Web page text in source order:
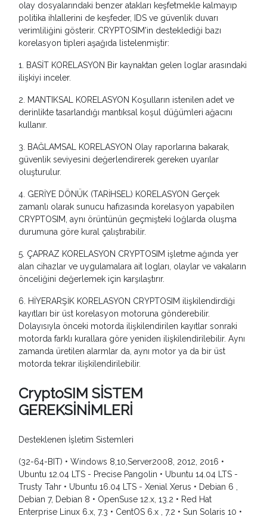
olay dosyalarındaki benzer atakları keşfetmekle kalmayıp
politika ihlallerini de keşfeder, IDS ve güvenlik duvarı
verimliliğini gösterir. CRYPTOSIM'in desteklediği bazı
korelasyon tipleri aşağıda listelenmiştir:
1. BASİT KORELASYON Bir kaynaktan gelen loglar arasındaki
ilişkiyi inceler.
2. MANTIKSAL KORELASYON Koşulların istenilen adet ve
derinlikte tasarlandığı mantıksal koşul düğümleri ağacını
kullanır.
3. BAĞLAMSAL KORELASYON Olay raporlarına bakarak,
güvenlik seviyesini değerlendirerek gereken uyarılar
oluşturulur.
4. GERİYE DÖNÜK (TARİHSEL) KORELASYON Gerçek
zamanlı olarak sunucu hafızasında korelasyon yapabilen
CRYPTOSIM, aynı örüntünün geçmişteki loğlarda oluşma
durumuna göre kural çalıştırabilir.
5. ÇAPRAZ KORELASYON CRYPTOSIM işletme ağında yer
alan cihazlar ve uygulamalara ait logları, olaylar ve vakaların
önceliğini değerlemek için karşılaştırır.
6. HİYERARŞİK KORELASYON CRYPTOSIM ilişkilendirdiği
kayıtları bir üst korelasyon motoruna gönderebilir.
Dolayısıyla önceki motorda ilişkilendirilen kayıtlar sonraki
motorda farklı kurallara göre yeniden ilişkilendirilebilir. Aynı
zamanda üretilen alarmlar da, aynı motor ya da bir üst
motorda tekrar ilişkilendirilebilir.
CryptoSIM SİSTEM
GEREKSİNİMLERİ
Desteklenen İşletim Sistemleri
(32-64-BIT) • Windows 8,10,Server2008, 2012, 2016 •
Ubuntu 12.04 LTS - Precise Pangolin • Ubuntu 14.04 LTS -
Trusty Tahr • Ubuntu 16.04 LTS - Xenial Xerus • Debian 6 ,
Debian 7, Debian 8 • OpenSuse 12.x, 13.2 • Red Hat
Enterprise Linux 6.x, 7.3 • CentOS 6.x , 7.2 • Sun Solaris 10 •